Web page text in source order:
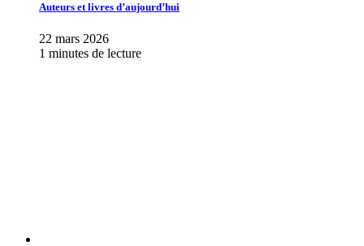
Auteurs et livres d’aujourd’hui
22 mars 2026
1 minutes de lecture